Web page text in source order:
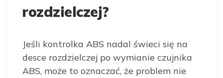
rozdzielczej?
Jeśli kontrolka ABS nadal świeci się na
desce rozdzielczej po wymianie czujnika
ABS, może to oznaczać, że problem nie